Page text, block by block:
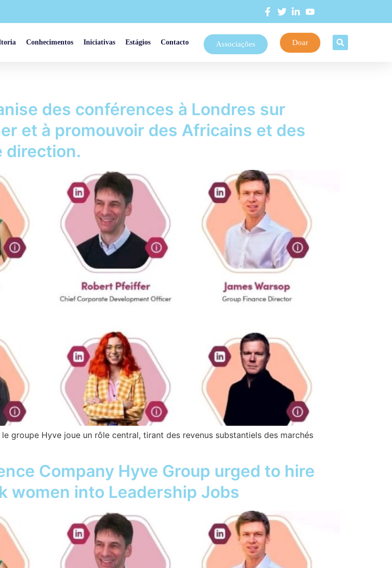
Conhecimentos Iniciativas Estágios Contacto Associações Doar
des conférences à Londres sur
et à promouvoir des Africains et des
direction.
groupe Hyve joue un rôle central, tirant des revenus substantiels des marchés
Company Hyve Group urged to hire
women into Leadership Jobs